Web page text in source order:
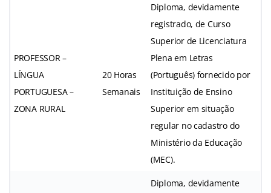
PROFESSOR –
LÍNGUA
PORTUGUESA –
ZONA RURAL
20 Horas
Semanais
Diploma, devidamente
registrado, de Curso
Superior de Licenciatura
Plena em Letras
(Português) fornecido por
Instituição de Ensino
Superior em situação
regular no cadastro do
Ministério da Educação
(MEC).
Diploma, devidamente